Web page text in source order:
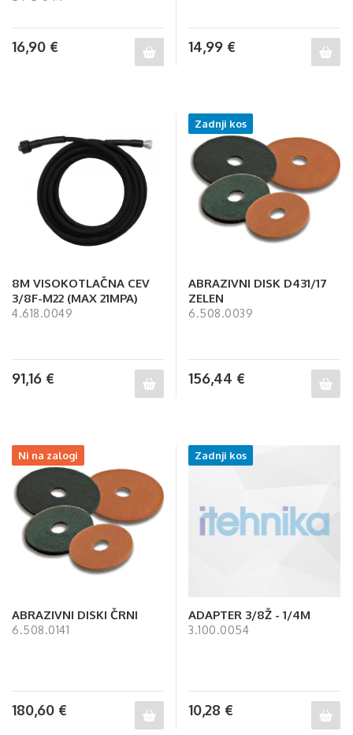
16,90 € 14,99 €
8M VISOKOTLAČNA CEV
3/8F-M22 (MAX 21MPA)
4.618.0049
91,16 €
Zadnji kos
ABRAZIVNI DISK D431/17
ZELEN
6.508.0039
156,44 €
Ni na zalogi
ABRAZIVNI DISKI ČRNI
6.508.0141
180,60 €
Zadnji kos
ADAPTER 3/8Ž - 1/4M
3.100.0054
10,28 €